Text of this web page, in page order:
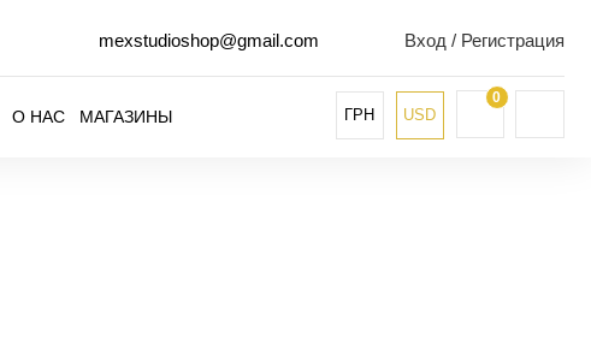
mexstudioshop@gmail.com Вход / Регистрация
О НАС МАГАЗИНЫ ГРН USD
0